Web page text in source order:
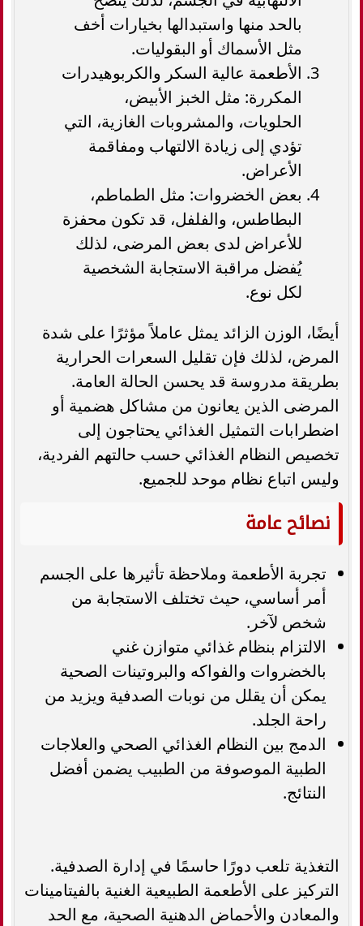
بالحد منها واستبدالها بخيارات أخف
مثل الأسماك أو البقوليات.
الأطعمة عالية السكر والكربوهيدرات
المكررة: مثل الخبز الأبيض،
الحلويات، والمشروبات الغازية، التي
تؤدي إلى زيادة الالتهاب ومفاقمة
الأعراض.
بعض الخضروات: مثل الطماطم،
البطاطس، والفلفل، قد تكون محفزة
للأعراض لدى بعض المرضى، لذلك
يُفضل مراقبة الاستجابة الشخصية
لكل نوع.
أيضًا، الوزن الزائد يمثل عاملاً مؤثرًا على شدة
المرض، لذلك فإن تقليل السعرات الحرارية
بطريقة مدروسة قد يحسن الحالة العامة.
المرضى الذين يعانون من مشاكل هضمية أو
اضطرابات التمثيل الغذائي يحتاجون إلى
تخصيص النظام الغذائي حسب حالتهم الفردية،
وليس اتباع نظام موحد للجميع.
نصائح عامة
تجربة الأطعمة وملاحظة تأثيرها على الجسم
أمر أساسي، حيث تختلف الاستجابة من
شخص لآخر.
الالتزام بنظام غذائي متوازن غني
بالخضروات والفواكه والبروتينات الصحية
يمكن أن يقلل من نوبات الصدفية ويزيد من
راحة الجلد.
الدمج بين النظام الغذائي الصحي والعلاجات
الطبية الموصوفة من الطبيب يضمن أفضل
النتائج.
التغذية تلعب دورًا حاسمًا في إدارة الصدفية.
التركيز على الأطعمة الطبيعية الغنية بالفيتامينات
والمعادن والأحماض الدهنية الصحية، مع الحد